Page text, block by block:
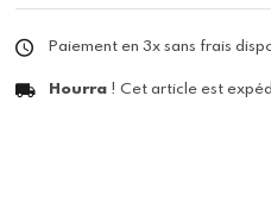
Paiement en 3x sans frais
Hourra ! Cet article est